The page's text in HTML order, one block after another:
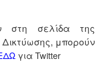
στη σελίδα της
μπορούν
για Twitter